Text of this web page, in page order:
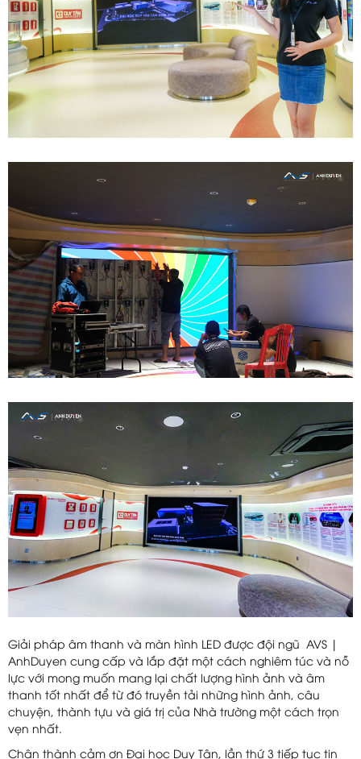
Giải pháp âm thanh và màn hình LED được đội ngũ AVS |
AnhDuyen cung cấp và lắp đặt một cách nghiêm túc và nỗ
lực với mong muốn mang lại chất lượng hình ảnh và âm
thanh tốt nhất để từ đó truyền tải những hình ảnh, câu
chuyện, thành tựu và giá trị của Nhà trường một cách trọn
vẹn nhất.
Chân thành cảm ơn Đại học Duy Tân, lần thứ 3 tiếp tục tin